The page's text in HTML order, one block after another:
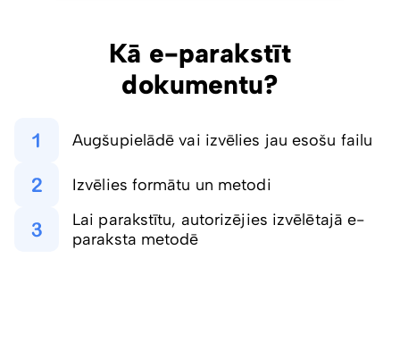
Kā e-parakstīt
dokumentu?
Augšupielādē vai izvēlies jau esošu failu
Izvēlies formātu un metodi
Lai parakstītu, autorizējies izvēlētajā e-
paraksta metodē